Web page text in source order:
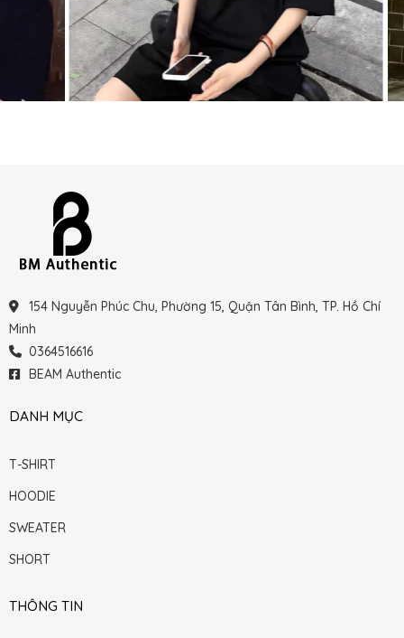
154 Nguyễn Phúc Chu, Phường 15, Quận Tân Bình, TP. Hồ Chí
Minh
0364516616
BEAM Authentic
DANH MỤC
T-SHIRT
HOODIE
SWEATER
SHORT
THÔNG TIN